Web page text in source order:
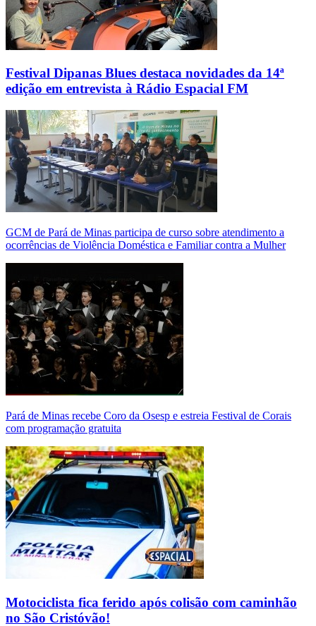
Festival Dipanas Blues destaca novidades da 14ª
edição em entrevista à Rádio Espacial FM
GCM de Pará de Minas participa de curso sobre atendimento a
ocorrências de Violência Doméstica e Familiar contra a Mulher
Pará de Minas recebe Coro da Osesp e estreia Festival de Corais
com programação gratuita
Motociclista fica ferido após colisão com caminhão
no São Cristóvão!